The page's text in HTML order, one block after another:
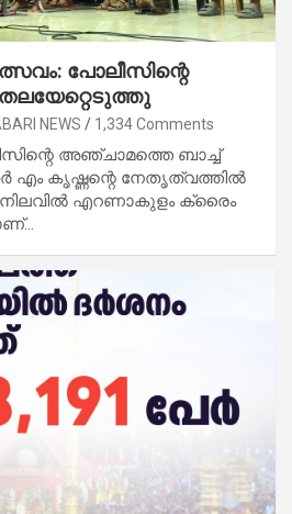
പോലീസിന്റെ
NEWS 1,334 Comments
അഞ്ചാമത്തെ ബാച്ച്
കൃഷ്ണന്റെ നേതൃത്വത്തിൽ
എറണാകുളം ക്രൈം